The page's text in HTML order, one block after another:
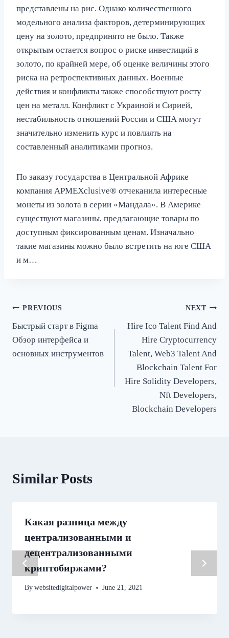
представлены на рис. Однако количественного
модельного анализа факторов, детерминирующих
цену на золото, предпринято не было. Также
открытым остается вопрос о риске инвестиций в
золото, по крайней мере, об оценке величины этого
риска на ретроспективных данных. Военные
действия и конфликты также способствуют росту
цен на металл. Конфликт с Украиной и Сирией,
нестабильность отношений России и США могут
значительно изменить курс и повлиять на
составленный аналитиками прогноз.
По заказу государства в Центральной Африке
компания APMEXclusive® отчеканила интересные
монеты из золота в серии «Мандала». В Америке
существуют магазины, предлагающие товары по
доступным фиксированным ценам. Изначально
такие магазины можно было встретить на юге США
и м…
Post
navigation
PREVIOUS
Быстрый старт в Figma
Обзор интерфейса и
основных инструментов
NEXT
Hire Ico Talent Find And
Hire Cryptocurrency
Talent, Web3 Talent And
Blockchain Talent For
Hire Solidity Developers,
Nft Developers,
Blockchain Developers
Similar Posts
Какая разница между
централизованными и
децентрализованными
криптобиржами?
By websitedigitalpower June 21, 2021